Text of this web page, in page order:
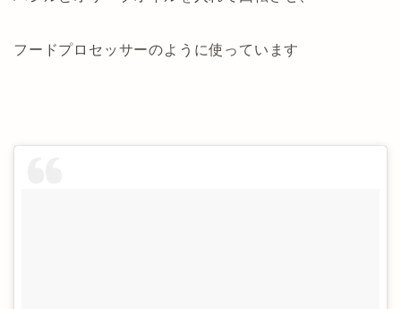
フードプロセッサーのように使っています